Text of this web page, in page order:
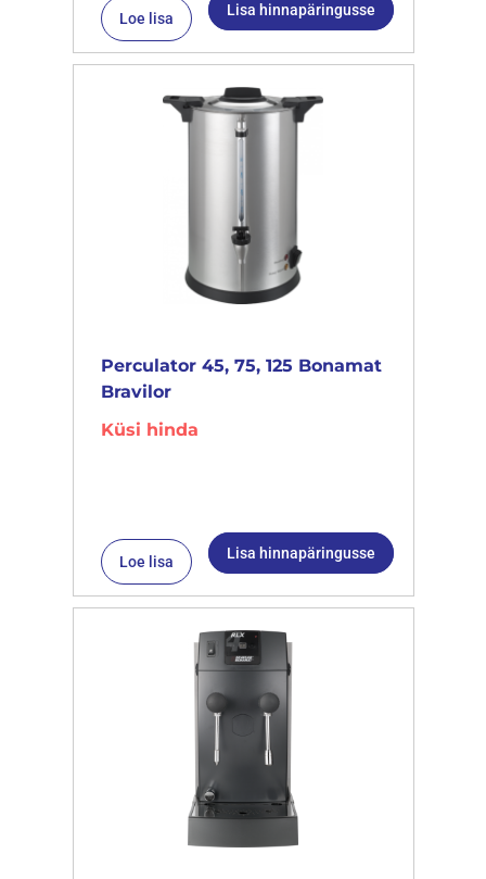
Loe lisa Lisa hinnapäringusse
Perculator 45, 75, 125 Bonamat
Bravilor
Küsi hinda
Loe lisa Lisa hinnapäringusse